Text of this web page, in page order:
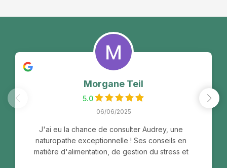
Morgane Teil
5.0
06/06/2025
J'ai eu la chance de consulter Audrey, une
naturopathe exceptionnelle ! Ses conseils en
matière d'alimentation, de gestion du stress et